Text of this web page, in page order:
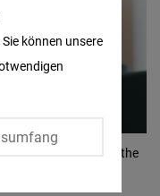
the sofa banking on the
können unsere